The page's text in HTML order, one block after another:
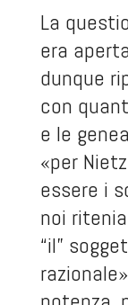
La
era
dunque
con
e le
«per
essere i
noi
“il”